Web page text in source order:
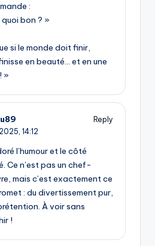
:
bon ? »
si le monde doit finir,
en beauté… et en une
»
Reply
14:12
l’humour et le côté
Ce n’est pas un chef-
mais c’est exactement ce
: du divertissement pur,
À voir sans
!